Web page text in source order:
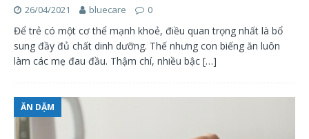
26/04/2021 bluecare 0
Để trẻ có một cơ thể mạnh khoẻ, điều quan trọng nhất là bổ
sung đầy đủ chất dinh dưỡng. Thế nhưng con biếng ăn luôn
làm các mẹ đau đầu. Thậm chí, nhiều bậc […]
ĂN DẶM